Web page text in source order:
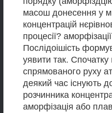
масош донесення у
концентрацій
процесії?
Послідоішість
уявити так.
спрямованого руху
деякий час існують
розчинника
аморфізація або